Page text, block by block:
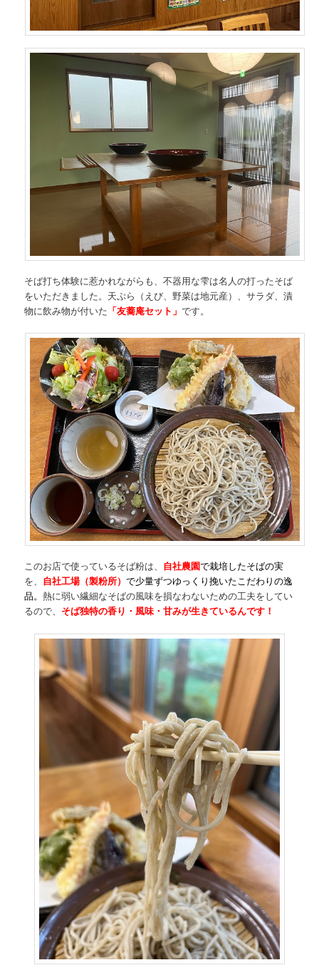
そば打ち体験に惹かれながらも、不器用な雫は名人の打ったそば
をいただきました。天ぷら（えび、野菜は地元産）、サラダ、漬
物に飲み物が付いた 「友蕎庵セット」です。
このお店で使っているそば粉は、 自社農園で栽培したそばの実
を、 自社工場（製粉所）で少量ずつゆっくり挽いたこだわりの逸
品。熱に弱い繊細なそばの風味を損なわないための工夫をしてい
るので、 そば独特の香り・風味・甘みが生きているんです！